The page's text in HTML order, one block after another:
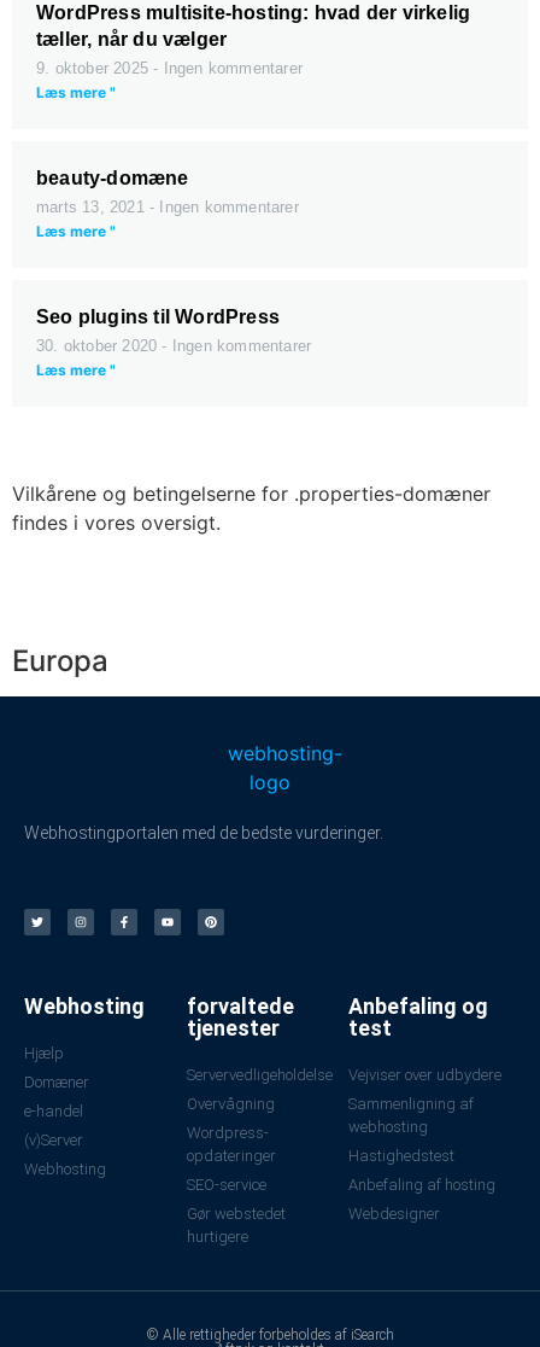
WordPress multisite-hosting: hvad der virkelig
tæller, når du vælger
9. oktober 2025
Ingen kommentarer
Læs mere "
beauty-domæne
marts 13, 2021
Ingen kommentarer
Læs mere "
Seo plugins til WordPress
30. oktober 2020
Ingen kommentarer
Læs mere "
Vilkårene og betingelserne for .properties-domæner
findes i vores oversigt.
Europa
Webhostingportalen med de bedste vurderinger.
Webhosting
Hjælp
Domæner
e-handel
(v)Server
Webhosting
forvaltede
tjenester
Servervedligeholdelse
Overvågning
Wordpress-
opdateringer
SEO-service
Gør webstedet
hurtigere
Anbefaling og
test
Vejviser over udbydere
Sammenligning af
webhosting
Hastighedstest
Anbefaling af hosting
Webdesigner
© Alle rettigheder forbeholdes af iSearch